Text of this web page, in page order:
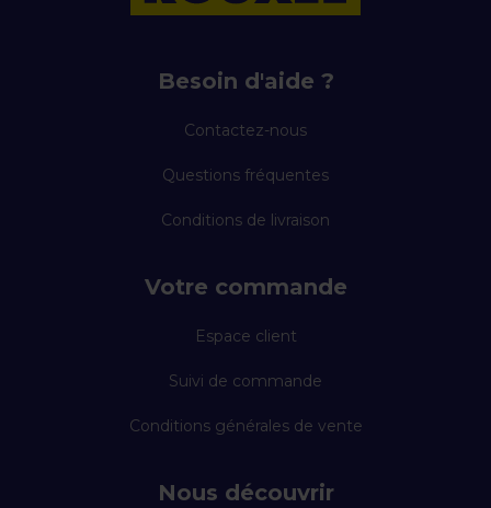
Besoin d'aide ?
Contactez-nous
Questions fréquentes
Conditions de livraison
Votre commande
Espace client
Suivi de commande
Conditions générales de vente
Nous découvrir